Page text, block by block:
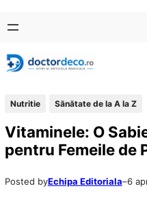
conținut
content
Nutritie Sănătate de la A la Z
Vitaminele: O
pentru Femeile de
Posted byEchipa Editoriala–6